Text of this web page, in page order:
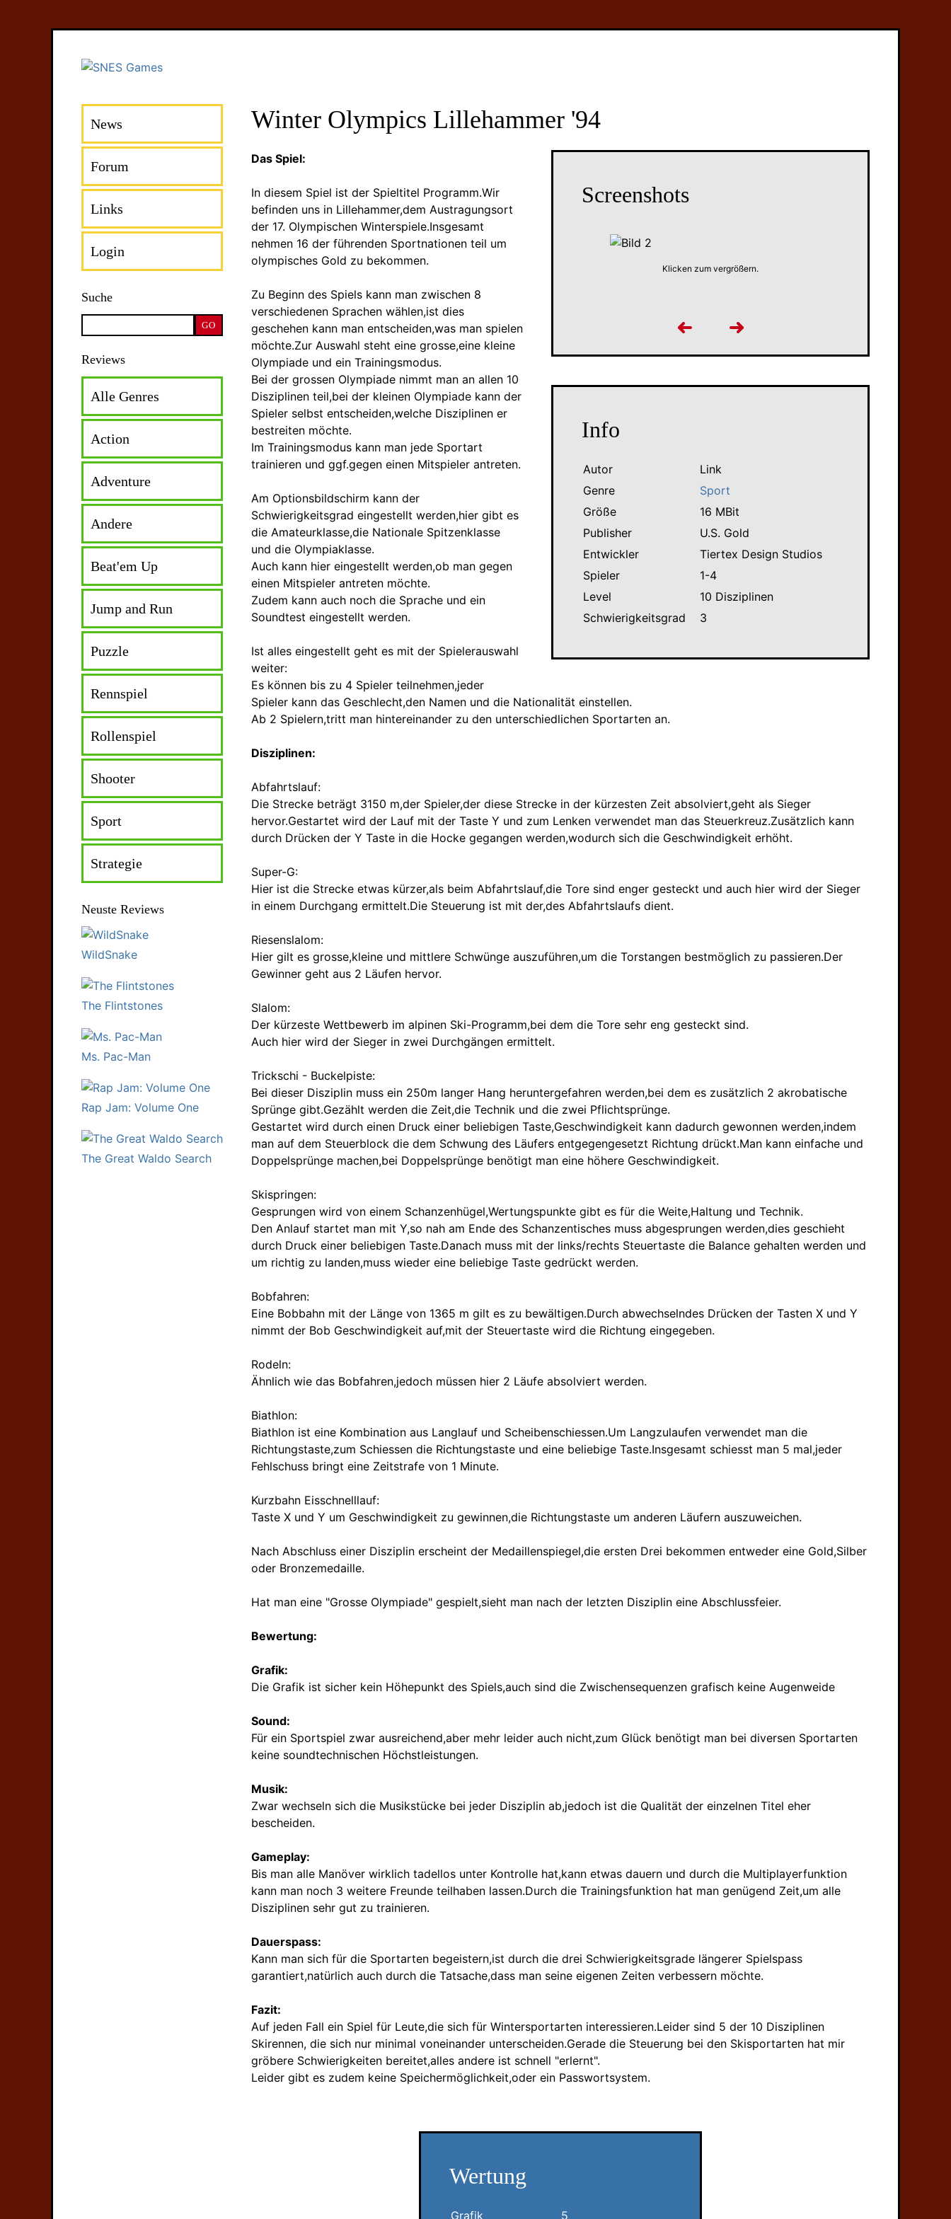
News
Forum
Links
Login
Suche
Reviews
Alle Genres
Action
Adventure
Andere
Beat'em Up
Jump and Run
Puzzle
Rennspiel
Rollenspiel
Shooter
Sport
Strategie
Neuste Reviews
WildSnake
The Flintstones
Ms. Pac-Man
Rap Jam: Volume One
The Great Waldo Search
Winter Olympics Lillehammer '94
Screenshots
Klicken zum vergrößern.
Info
Autor
Link
Genre
Sport
Größe
16 MBit
Publisher
U.S. Gold
Entwickler
Tiertex Design Studios
Spieler
1-4
Level
10 Disziplinen
Schwierigkeitsgrad
3
Das Spiel:
In diesem Spiel ist der Spieltitel Programm.Wir
befinden uns in Lillehammer,dem Austragungsort
der 17. Olympischen Winterspiele.Insgesamt
nehmen 16 der führenden Sportnationen teil um
olympisches Gold zu bekommen.
Zu Beginn des Spiels kann man zwischen 8
verschiedenen Sprachen wählen,ist dies
geschehen kann man entscheiden,was man spielen
möchte.Zur Auswahl steht eine grosse,eine kleine
Olympiade und ein Trainingsmodus.
Bei der grossen Olympiade nimmt man an allen 10
Disziplinen teil,bei der kleinen Olympiade kann der
Spieler selbst entscheiden,welche Disziplinen er
bestreiten möchte.
Im Trainingsmodus kann man jede Sportart
trainieren und ggf.gegen einen Mitspieler antreten.
Am Optionsbildschirm kann der
Schwierigkeitsgrad eingestellt werden,hier gibt es
die Amateurklasse,die Nationale Spitzenklasse
und die Olympiaklasse.
Auch kann hier eingestellt werden,ob man gegen
einen Mitspieler antreten möchte.
Zudem kann auch noch die Sprache und ein
Soundtest eingestellt werden.
Ist alles eingestellt geht es mit der Spielerauswahl
weiter:
Es können bis zu 4 Spieler teilnehmen,jeder
Spieler kann das Geschlecht,den Namen und die Nationalität einstellen.
Ab 2 Spielern,tritt man hintereinander zu den unterschiedlichen Sportarten an.
Disziplinen:
Abfahrtslauf:
Die Strecke beträgt 3150 m,der Spieler,der diese Strecke in der kürzesten Zeit absolviert,geht als Sieger
hervor.Gestartet wird der Lauf mit der Taste Y und zum Lenken verwendet man das Steuerkreuz.Zusätzlich kann
durch Drücken der Y Taste in die Hocke gegangen werden,wodurch sich die Geschwindigkeit erhöht.
Super-G:
Hier ist die Strecke etwas kürzer,als beim Abfahrtslauf,die Tore sind enger gesteckt und auch hier wird der Sieger
in einem Durchgang ermittelt.Die Steuerung ist mit der,des Abfahrtslaufs dient.
Riesenslalom:
Hier gilt es grosse,kleine und mittlere Schwünge auszuführen,um die Torstangen bestmöglich zu passieren.Der
Gewinner geht aus 2 Läufen hervor.
Slalom:
Der kürzeste Wettbewerb im alpinen Ski-Programm,bei dem die Tore sehr eng gesteckt sind.
Auch hier wird der Sieger in zwei Durchgängen ermittelt.
Trickschi - Buckelpiste:
Bei dieser Disziplin muss ein 250m langer Hang heruntergefahren werden,bei dem es zusätzlich 2 akrobatische
Sprünge gibt.Gezählt werden die Zeit,die Technik und die zwei Pflichtsprünge.
Gestartet wird durch einen Druck einer beliebigen Taste,Geschwindigkeit kann dadurch gewonnen werden,indem
man auf dem Steuerblock die dem Schwung des Läufers entgegengesetzt Richtung drückt.Man kann einfache und
Doppelsprünge machen,bei Doppelsprünge benötigt man eine höhere Geschwindigkeit.
Skispringen:
Gesprungen wird von einem Schanzenhügel,Wertungspunkte gibt es für die Weite,Haltung und Technik.
Den Anlauf startet man mit Y,so nah am Ende des Schanzentisches muss abgesprungen werden,dies geschieht
durch Druck einer beliebigen Taste.Danach muss mit der links/rechts Steuertaste die Balance gehalten werden und
um richtig zu landen,muss wieder eine beliebige Taste gedrückt werden.
Bobfahren:
Eine Bobbahn mit der Länge von 1365 m gilt es zu bewältigen.Durch abwechselndes Drücken der Tasten X und Y
nimmt der Bob Geschwindigkeit auf,mit der Steuertaste wird die Richtung eingegeben.
Rodeln:
Ähnlich wie das Bobfahren,jedoch müssen hier 2 Läufe absolviert werden.
Biathlon:
Biathlon ist eine Kombination aus Langlauf und Scheibenschiessen.Um Langzulaufen verwendet man die
Richtungstaste,zum Schiessen die Richtungstaste und eine beliebige Taste.Insgesamt schiesst man 5 mal,jeder
Fehlschuss bringt eine Zeitstrafe von 1 Minute.
Kurzbahn Eisschnelllauf:
Taste X und Y um Geschwindigkeit zu gewinnen,die Richtungstaste um anderen Läufern auszuweichen.
Nach Abschluss einer Disziplin erscheint der Medaillenspiegel,die ersten Drei bekommen entweder eine Gold,Silber
oder Bronzemedaille.
Hat man eine "Grosse Olympiade" gespielt,sieht man nach der letzten Disziplin eine Abschlussfeier.
Bewertung:
Grafik:
Die Grafik ist sicher kein Höhepunkt des Spiels,auch sind die Zwischensequenzen grafisch keine Augenweide
Sound:
Für ein Sportspiel zwar ausreichend,aber mehr leider auch nicht,zum Glück benötigt man bei diversen Sportarten
keine soundtechnischen Höchstleistungen.
Musik:
Zwar wechseln sich die Musikstücke bei jeder Disziplin ab,jedoch ist die Qualität der einzelnen Titel eher
bescheiden.
Gameplay:
Bis man alle Manöver wirklich tadellos unter Kontrolle hat,kann etwas dauern und durch die Multiplayerfunktion
kann man noch 3 weitere Freunde teilhaben lassen.Durch die Trainingsfunktion hat man genügend Zeit,um alle
Disziplinen sehr gut zu trainieren.
Dauerspass:
Kann man sich für die Sportarten begeistern,ist durch die drei Schwierigkeitsgrade längerer Spielspass
garantiert,natürlich auch durch die Tatsache,dass man seine eigenen Zeiten verbessern möchte.
Fazit:
Auf jeden Fall ein Spiel für Leute,die sich für Wintersportarten interessieren.Leider sind 5 der 10 Disziplinen
Skirennen, die sich nur minimal voneinander unterscheiden.Gerade die Steuerung bei den Skisportarten hat mir
gröbere Schwierigkeiten bereitet,alles andere ist schnell "erlernt".
Leider gibt es zudem keine Speichermöglichkeit,oder ein Passwortsystem.
Wertung
Grafik 5